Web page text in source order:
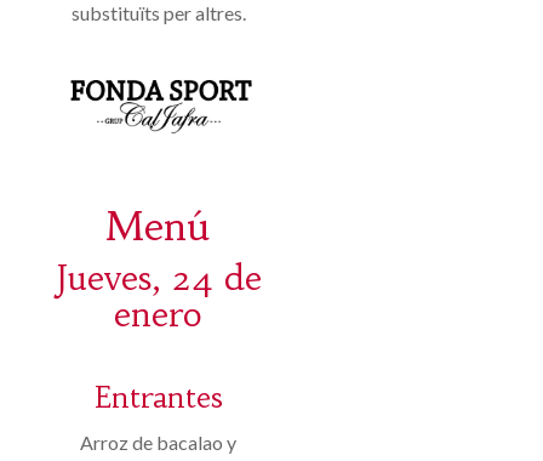
substituïts per altres.
Menú
Jueves, 24 de
enero
Entrantes
Arroz de bacalao y